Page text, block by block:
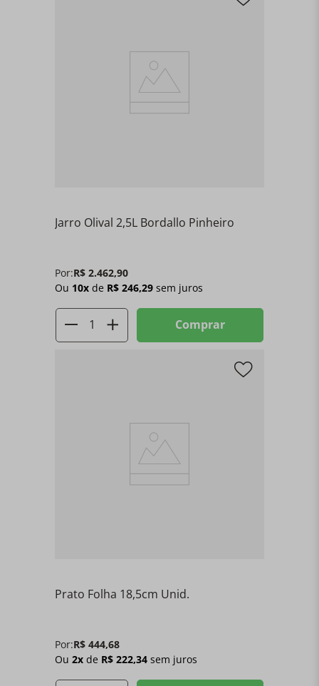
Jarro Olival 2,5L Bordallo Pinheiro
Por:R$ 2.462,90
Ou 10x de R$ 246,29 sem juros
Comprar
Prato Folha 18,5cm Unid.
Por:R$ 444,68
Ou 2x de R$ 222,34 sem juros